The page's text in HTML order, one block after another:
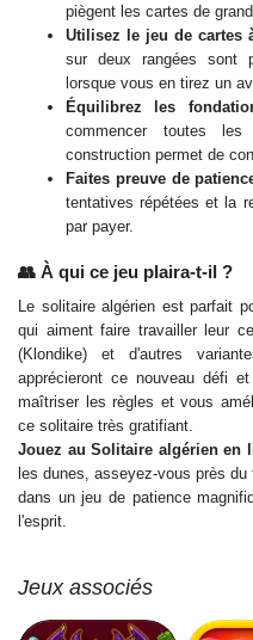
piègent les cartes de
Utilisez le jeu de cartes
sur deux rangées sont
lorsque vous en tirez un
Équilibrez les
commencer toutes
construction permet de
Faites preuve de
tentatives répétées et la
par payer.
👥 À qui ce jeu plaira-t-il ?
Le solitaire algérien est parfait
qui aiment faire travailler leur
(Klondike) et d'autres
apprécieront ce nouveau défi
maîtriser les règles et vous
ce solitaire très gratifiant.
Jouez au Solitaire algérien en
les dunes, asseyez-vous près
dans un jeu de patience
l'esprit.
Jeux associés